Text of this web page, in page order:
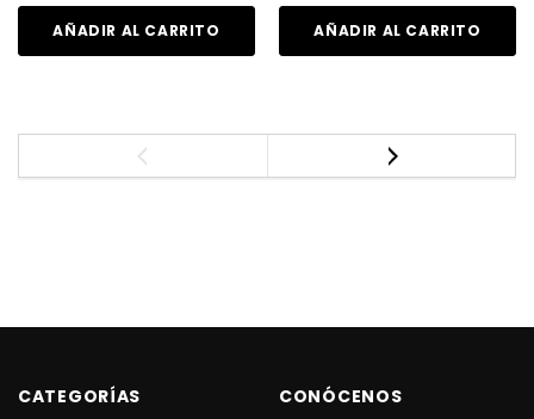
AÑADIR AL CARRITO AÑADIR AL CARRITO
CATEGORÍAS CONÓCENOS